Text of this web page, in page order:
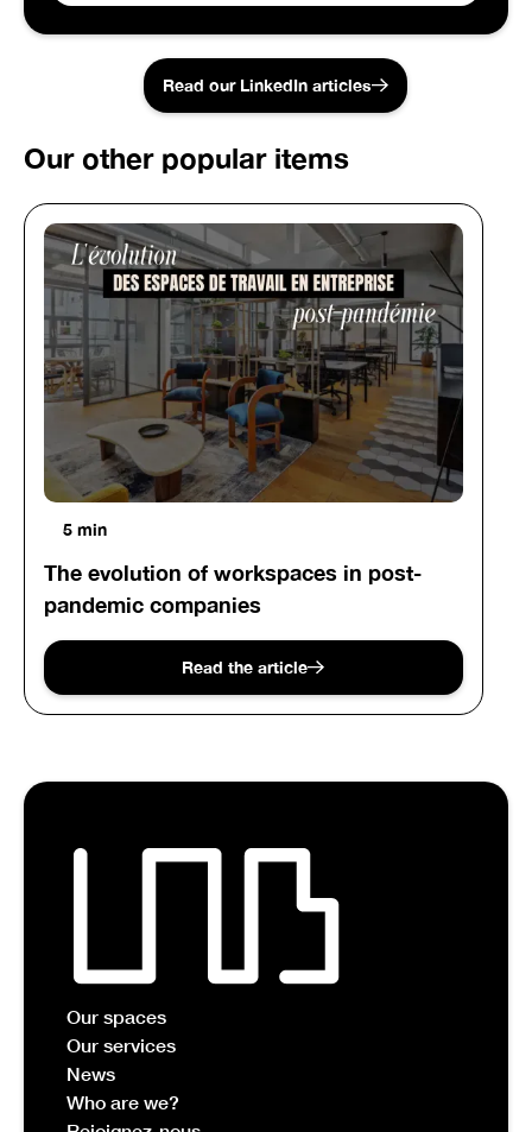
Read our LinkedIn articles
Our other popular items
5 min
The evolution of workspaces in post-
pandemic companies
Read the article
Our spaces
Our services
News
Who are we?